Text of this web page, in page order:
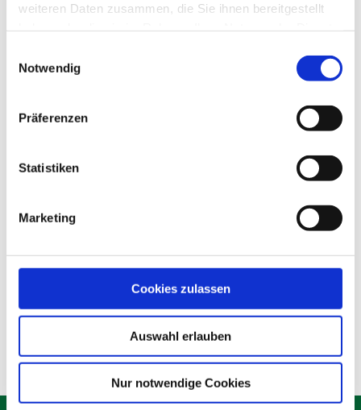
weiteren Daten zusammen, die Sie ihnen bereitgestellt
Notwendig
Präferenzen
Statistiken
Marketing
Cookies zulassen
Auswahl erlauben
Nur notwendige Cookies